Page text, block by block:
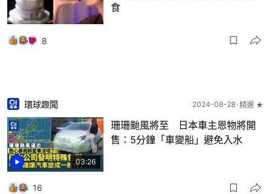
食
8
03:26
環球趣聞 2024-08-28 精選 ★
珊珊颱風將至 日本車主恩物將開
售：5分鐘「車變船」避免入水
16